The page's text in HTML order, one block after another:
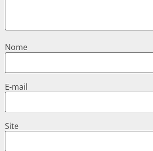
Nome
E-mail
Site